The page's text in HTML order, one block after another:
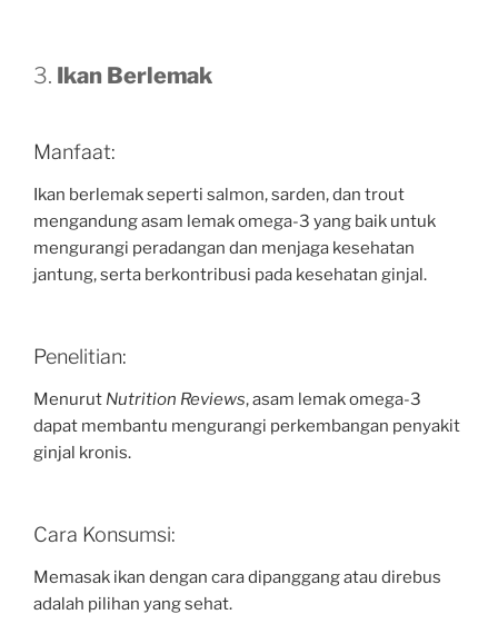
3. Ikan Berlemak
Manfaat:
Ikan berlemak seperti salmon, sarden, dan trout
mengandung asam lemak omega-3 yang baik untuk
mengurangi peradangan dan menjaga kesehatan
jantung, serta berkontribusi pada kesehatan ginjal.
Penelitian:
Menurut Nutrition Reviews, asam lemak omega-3
dapat membantu mengurangi perkembangan penyakit
ginjal kronis.
Cara Konsumsi:
Memasak ikan dengan cara dipanggang atau direbus
adalah pilihan yang sehat.